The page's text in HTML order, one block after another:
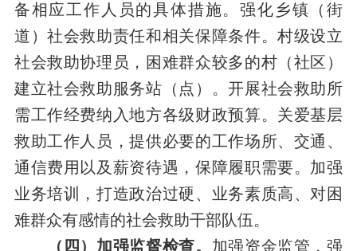
备相应工作人员的具体措施。强化乡镇（街
道）社会救助责任和相关保障条件。村级设立
社会救助协理员，困难群众较多的村（社区）
建立社会救助服务站（点）。开展社会救助所
需工作经费纳入地方各级财政预算。关爱基层
救助工作人员，提供必要的工作场所、交通、
通信费用以及薪资待遇，保障履职需要。加强
业务培训，打造政治过硬、业务素质高、对困
难群众有感情的社会救助干部队伍。
（四）加强监督检查。 加强资金监管，强